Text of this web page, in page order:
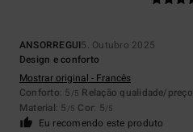
ANSORREGUI5. Outubro 2025
Design e conforto
Mostrar original - Francês
Conforto: 5 /5 Relação qualidade/preço
Material: 5 /5 Cor: 5/5
Eu recomendo este produto